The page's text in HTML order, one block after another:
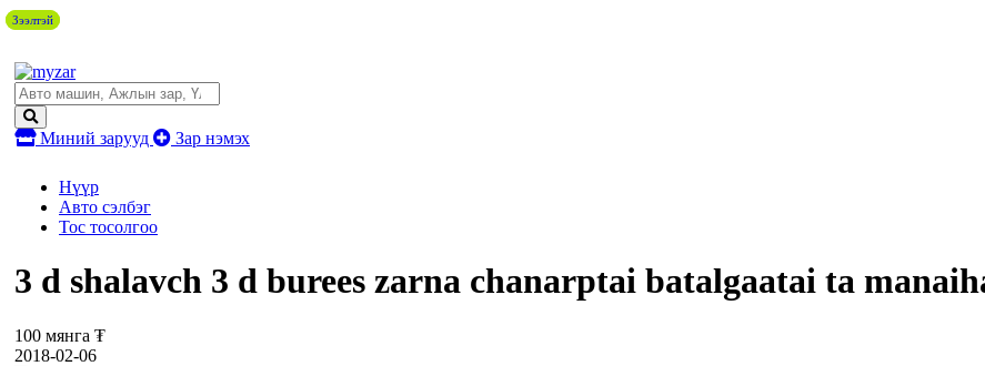
Миний зарууд Зар нэмэх
Нүүр
Авто сэлбэг
Тос тосолгоо
3 d shalavch 3 d burees zarna chanarptai batalgaatai ta
100 мянга ₮
2018-02-06
Зээлтэй
Зээлтэй